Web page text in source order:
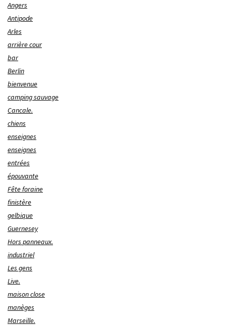
Angers
Antipode
Arles
arrière cour
bar
Berlin
bienvenue
camping sauvage
Cancale.
chiens
enseignes
enseignes
entrées
épouvante
Fête foraine
finistère
gelbique
Guernesey
Hors panneaux.
industriel
Les gens
Live.
maison close
manèges
Marseille.